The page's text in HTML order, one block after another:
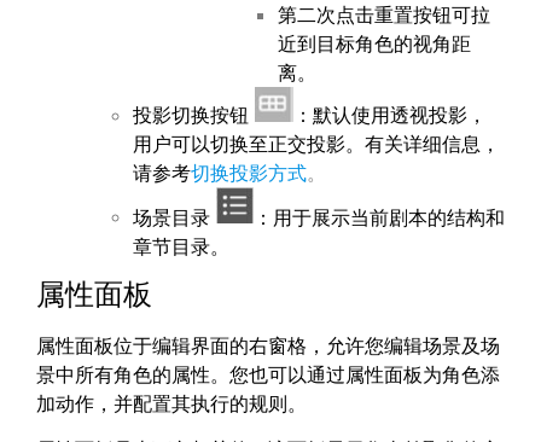
第二次点击重置按钮可拉
近到目标角色的视角距
离。
投影切换按钮
：默认使用透视投影，
用户可以切换至正交投影。有关详细信息，
请参考切换投影方式。
场景目录
：用于展示当前剧本的结构和
章节目录。
属性面板
属性面板位于编辑界面的右窗格，允许您编辑场景及场
景中所有角色的属性。您也可以通过属性面板为角色添
加动作，并配置其执行的规则。